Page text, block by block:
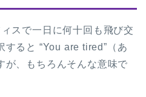
スで一日に何十回も飛び交
すると “You are tired”（あ
が、もちろんそんな意味で